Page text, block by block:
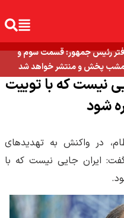
رئیس جمهور: قسمت سوم و
امشب پخش و منتشر خواهد شد
نیست که با توییت
شود
در واکنش به تهدیدهای
گفت: ایران جایی نیست که با